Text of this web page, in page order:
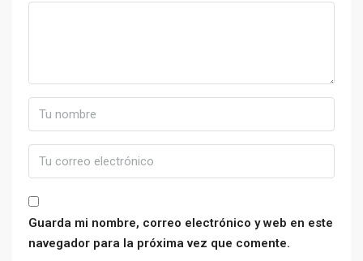
Guarda mi nombre, correo electrónico y web en este
navegador para la próxima vez que comente.